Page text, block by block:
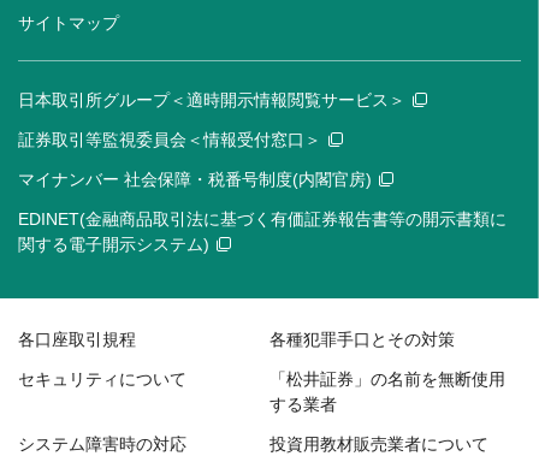
サイトマップ
日本取引所グループ＜適時開示情報閲覧サービス＞
証券取引等監視委員会＜情報受付窓口＞
マイナンバー 社会保障・税番号制度(内閣官房)
EDINET(金融商品取引法に基づく有価証券報告書等の開示書類に
関する電子開示システム)
各口座取引規程 各種犯罪手口とその対策
セキュリティについて
「松井証券」の名前を無断使用
する業者
システム障害時の対応 投資用教材販売業者について